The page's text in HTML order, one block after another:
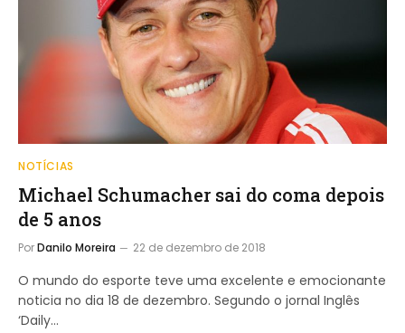
NOTÍCIAS
Michael Schumacher sai do coma depois
de 5 anos
PorDanilo Moreira 22 de dezembro de 2018
O mundo do esporte teve uma excelente e emocionante
noticia no dia 18 de dezembro. Segundo o jornal Inglês
‘Daily…